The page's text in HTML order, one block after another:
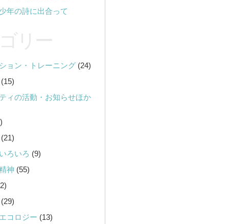
年の詩に出合って
ョン・トレーニング (24)
ィの活動・お知らせほか
ろいろ (9)
神 (55)
コロジー (13)